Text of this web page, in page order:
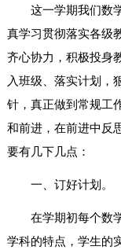
这一学期我们数
真学习贯彻落实各级
齐心协力，积极投身
入班级、落实计划，
针，真正做到常规工
和前进，在前进中反
要有几下几点：
一、订好计划。
在学期初每个数
学科的特点，学生的